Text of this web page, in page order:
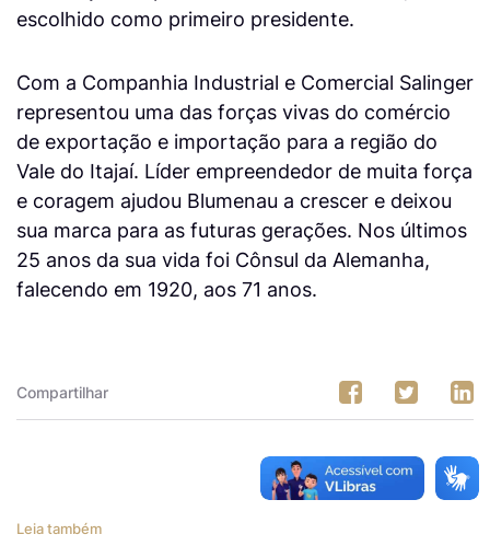
escolhido como primeiro presidente.
Com a Companhia Industrial e Comercial Salinger
representou uma das forças vivas do comércio
de exportação e importação para a região do
Vale do Itajaí. Líder empreendedor de muita força
e coragem ajudou Blumenau a crescer e deixou
sua marca para as futuras gerações. Nos últimos
25 anos da sua vida foi Cônsul da Alemanha,
falecendo em 1920, aos 71 anos.
Compartilhar
Leia também